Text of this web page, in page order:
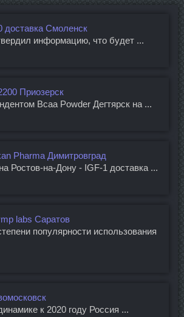
доставка Смоленск
информацию, что будет ...
Приозерск
Bcaa Powder Дегтярск на ...
Pharma Димитровград
Ростов-на-Дону - IGF-1 доставка ...
labs Саратов
популярности использования
к 2020 году Россия ...